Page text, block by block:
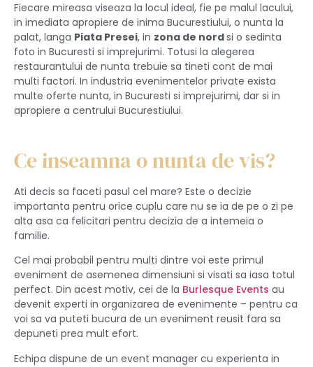
Fiecare mireasa viseaza la locul ideal, fie pe malul lacului,
in imediata apropiere de inima Bucurestiului, o nunta la
palat, langa Piata Presei, in zona de nordsi o sedinta
foto in Bucuresti si imprejurimi. Totusi la alegerea
restaurantului de nunta trebuie sa tineti cont de mai
multi factori. In industria evenimentelor private exista
multe oferte nunta, in Bucuresti si imprejurimi, dar si in
apropiere a centrului Bucurestiului.
Ce inseamna o nunta de vis?
Ati decis sa faceti pasul cel mare? Este o decizie
importanta pentru orice cuplu care nu se ia de pe o zi pe
alta asa ca felicitari pentru decizia de a intemeia o
familie.
Cel mai probabil pentru multi dintre voi este primul
eveniment de asemenea dimensiuni si visati sa iasa totul
perfect. Din acest motiv, cei de la Burlesque Events au
devenit experti in organizarea de evenimente – pentru ca
voi sa va puteti bucura de un eveniment reusit fara sa
depuneti prea mult efort.
Echipa dispune de un event manager cu experienta in